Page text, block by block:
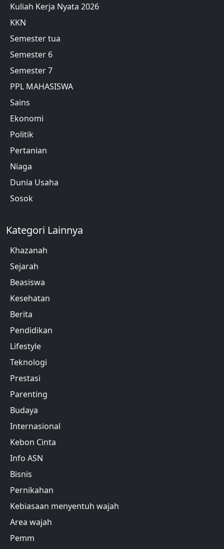
Kuliah Kerja Nyata 2026
KKN
Semester tua
Semester 6
Semester 7
PPL MAHASISWA
Sains
Ekonomi
Politik
Pertanian
Niaga
Dunia Usaha
Sosok
Kategori Lainnya
Khazanah
Sejarah
Beasiswa
Kesehatan
Berita
Pendidikan
Lifestyle
Teknologi
Prestasi
Parenting
Budaya
Internasional
Kebon Cinta
Info ASN
Bisnis
Pernikahan
Kebiasaan menyentuh wajah
Area wajah
Pemm